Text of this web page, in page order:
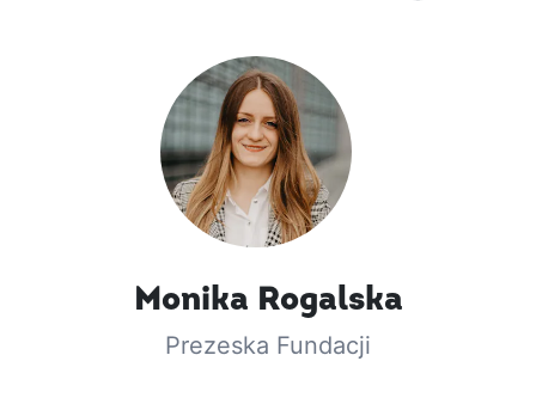
Monika Rogalska
Prezeska Fundacji